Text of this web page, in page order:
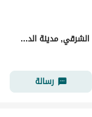
شقة للإيجار في شارع فضالة بن عبيد, حي الشاطئ الشرقي, مدينة الدمام
رسالة